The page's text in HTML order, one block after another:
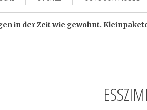
in der Zeit wie gewohnt.